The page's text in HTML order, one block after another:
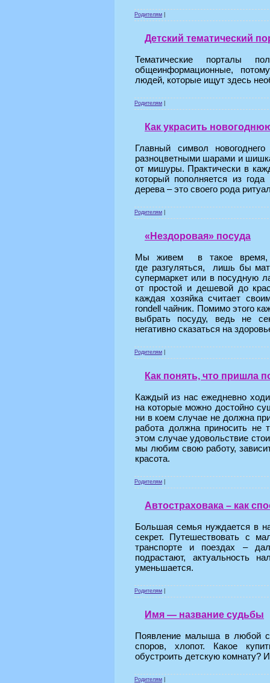
Родителям
Детский тематический
Тематические порталы
общеинформационные,
людей, которые ищут здесь
Родителям
Как украсить
Главный символ
разноцветными шарами и
от мишуры. Практически в
который пополняется из
дерева – это своего рода
Родителям
«Нездоровая» посуда
Мы живем в такое время,
где разгуляться, лишь бы
супермаркет или в посудную
от простой и дешевой до
каждая хозяйка считает
rondell чайник. Помимо этого
выбрать посуду, ведь не
негативно сказаться на
Родителям
Как понять, что пришла
Каждый из нас ежедневно
на которые можно достойно
ни в коем случае не должна
работа должна приносить не
этом случае удовольствие
мы любим свою работу,
красота.
Родителям
Автостраховака – как
Большая семья нуждается в
секрет. Путешествовать с
транспорте и поездах –
подрастают, актуальность
уменьшается.
Родителям
Имя — название судьбы
Появление малыша в любой
споров, хлопот. Какое
обустроить детскую комнату?
Родителям